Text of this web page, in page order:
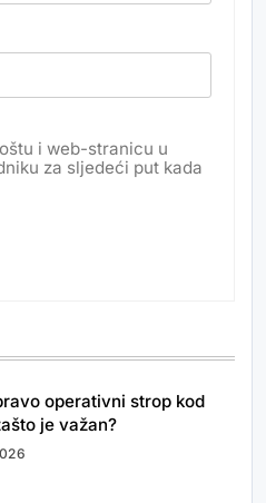
i web-stranicu u
za sljedeći put kada
operativni strop kod
je važan?